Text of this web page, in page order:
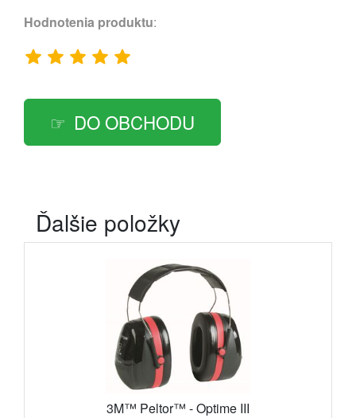
Hodnotenia produktu:
DO OBCHODU
Ďalšie položky
3M™ Peltor™ - Optime III